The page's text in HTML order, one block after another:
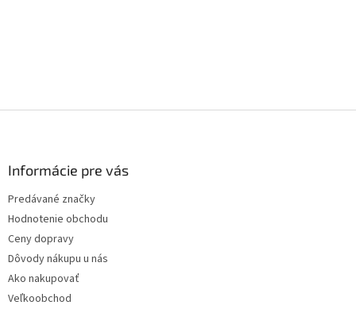
Informácie pre vás
Predávané značky
Hodnotenie obchodu
Ceny dopravy
Dôvody nákupu u nás
Ako nakupovať
Veľkoobchod